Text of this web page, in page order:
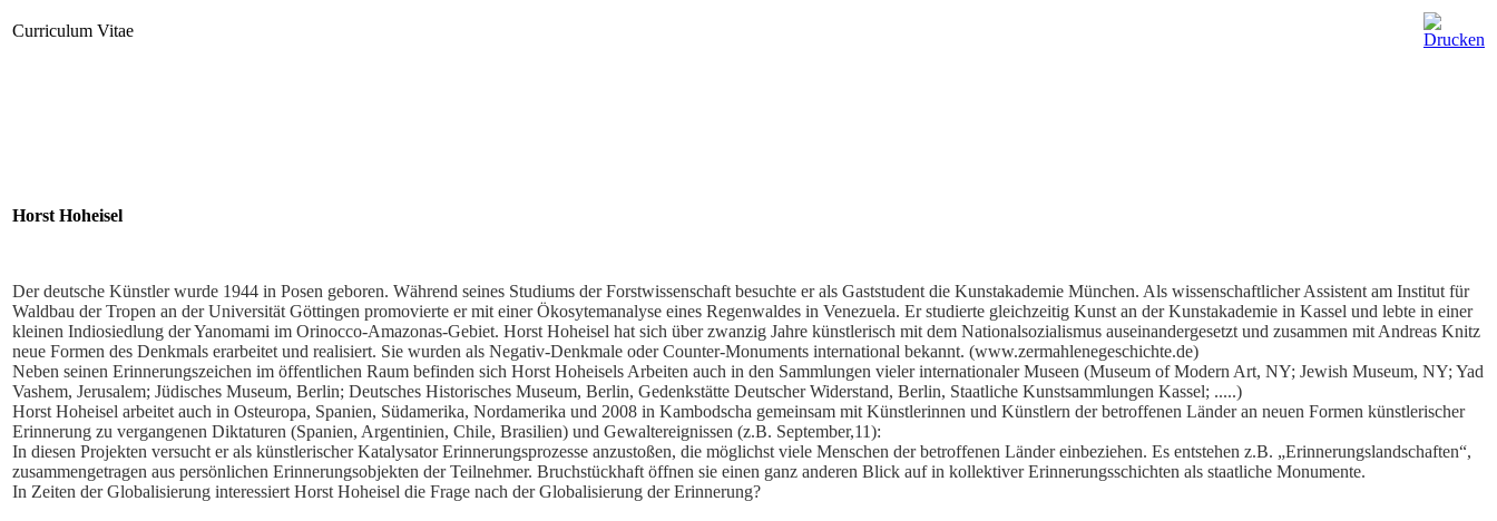
Curriculum Vitae
Horst Hoheisel
Der deutsche Künstler wurde 1944 in Posen geboren. Während seines Studiums der Forstwissenschaft besuchte er als Gaststudent die Kunstakademie München. Als wissenschaftlicher Assistent am Institut für
Waldbau der Tropen an der Universität Göttingen promovierte er mit einer Ökosytemanalyse eines Regenwaldes in Venezuela. Er studierte gleichzeitig Kunst an der Kunstakademie in Kassel und lebte in einer
kleinen Indiosiedlung der Yanomami im Orinocco-Amazonas-Gebiet. Horst Hoheisel hat sich über zwanzig Jahre künstlerisch mit dem Nationalsozialismus auseinandergesetzt und zusammen mit Andreas Knitz
neue Formen des Denkmals erarbeitet und realisiert. Sie wurden als Negativ-Denkmale oder Counter-Monuments international bekannt. (www.zermahlenegeschichte.de)
Neben seinen Erinnerungszeichen im öffentlichen Raum befinden sich Horst Hoheisels Arbeiten auch in den Sammlungen vieler internationaler Museen (Museum of Modern Art, NY; Jewish Museum, NY; Yad
Vashem, Jerusalem; Jüdisches Museum, Berlin; Deutsches Historisches Museum, Berlin, Gedenkstätte Deutscher Widerstand, Berlin, Staatliche Kunstsammlungen Kassel; .....)
Horst Hoheisel arbeitet auch in Osteuropa, Spanien, Südamerika, Nordamerika und 2008 in Kambodscha gemeinsam mit Künstlerinnen und Künstlern der betroffenen Länder an neuen Formen künstlerischer
Erinnerung zu vergangenen Diktaturen (Spanien, Argentinien, Chile, Brasilien) und Gewaltereignissen (z.B. September,11):
In diesen Projekten versucht er als künstlerischer Katalysator Erinnerungsprozesse anzustoßen, die möglichst viele Menschen der betroffenen Länder einbeziehen. Es entstehen z.B. „Erinnerungslandschaften“,
zusammengetragen aus persönlichen Erinnerungsobjekten der Teilnehmer. Bruchstückhaft öffnen sie einen ganz anderen Blick auf in kollektiver Erinnerungsschichten als staatliche Monumente.
In Zeiten der Globalisierung interessiert Horst Hoheisel die Frage nach der Globalisierung der Erinnerung?